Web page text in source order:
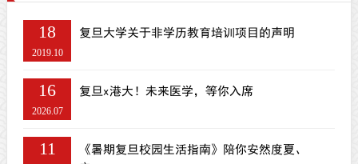
18
2019.10
复旦大学关于非学历教育培训项目的声明
16
2026.07
复旦x港大！未来医学，等你入席
11
《暑期复旦校园生活指南》陪你安然度夏、